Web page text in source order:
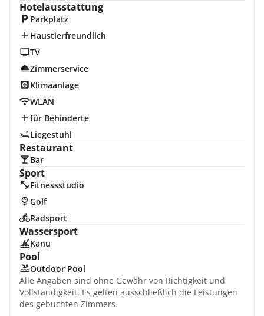
Hotelausstattung
Parkplatz
Haustierfreundlich
TV
Zimmerservice
Klimaanlage
WLAN
für Behinderte
Liegestuhl
Restaurant
Bar
Sport
Fitnessstudio
Golf
Radsport
Wassersport
Kanu
Pool
Outdoor Pool
Alle Angaben sind ohne Gewähr von Richtigkeit und
Vollständigkeit. Es gelten ausschließlich die Leistungen
des gebuchten Zimmers.